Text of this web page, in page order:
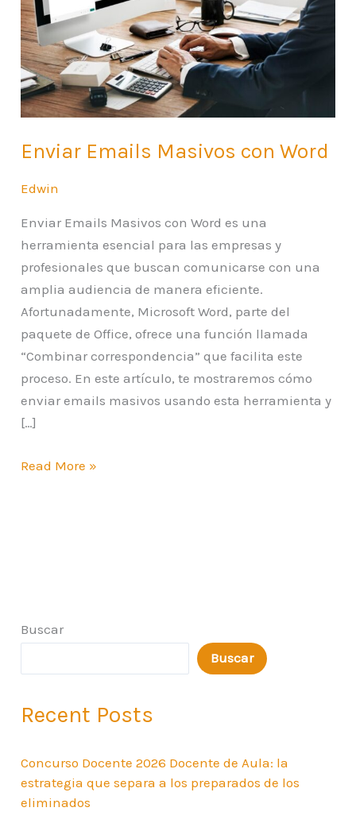
Enviar Emails Masivos con Word
Edwin
Enviar Emails Masivos con Word es una
herramienta esencial para las empresas y
profesionales que buscan comunicarse con una
amplia audiencia de manera eficiente.
Afortunadamente, Microsoft Word, parte del
paquete de Office, ofrece una función llamada
“Combinar correspondencia” que facilita este
proceso. En este artículo, te mostraremos cómo
enviar emails masivos usando esta herramienta y
[…]
Read More »
Buscar
Buscar
Recent Posts
Concurso Docente 2026 Docente de Aula: la
estrategia que separa a los preparados de los
eliminados